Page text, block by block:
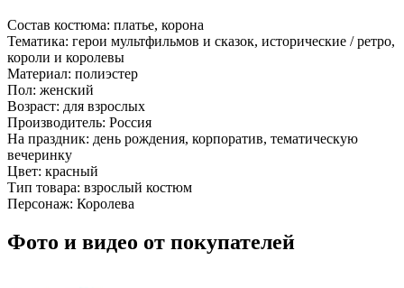
Состав костюма: платье, корона
Тематика: герои мультфильмов и сказок, исторические / ретро,
короли и королевы
Материал: полиэстер
Пол: женский
Возраст: для взрослых
Производитель: Россия
На праздник: день рождения, корпоратив, тематическую
вечеринку
Цвет: красный
Тип товара: взрослый костюм
Персонаж: Королева
Фото и видео от покупателей